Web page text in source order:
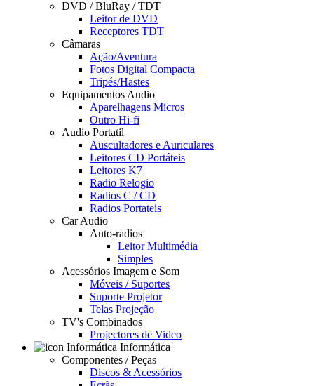
DVD / BluRay / TDT
Leitor de DVD
Receptores TDT
Câmaras
Ação/Aventura
Fotos Digital Compacta
Tripés/Hastes
Equipamentos Audio
Aparelhagens Micros
Outro Hi-fi
Audio Portatil
Auscultadores e Auriculares
Leitores CD Portáteis
Leitores K7
Radio Relogio
Radios C / CD
Radios Portateis
Car Audio
Auto-radios
Leitor Multimédia
Simples
Acessórios Imagem e Som
Móveis / Suportes
Suporte Projetor
Telas Projeção
TV's Combinados
Projectores de Video
Informática
Componentes / Peças
Discos & Acessórios